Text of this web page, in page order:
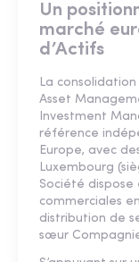
Un
marché
d’Actifs
La
Asset
Investment
référence
Europe, avec
Luxembourg
Société
commerciales
distribution de
sœur